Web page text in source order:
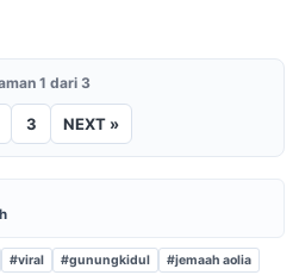
1 dari 3
3 NEXT »
#viral #gunungkidul
#jemaah aolia